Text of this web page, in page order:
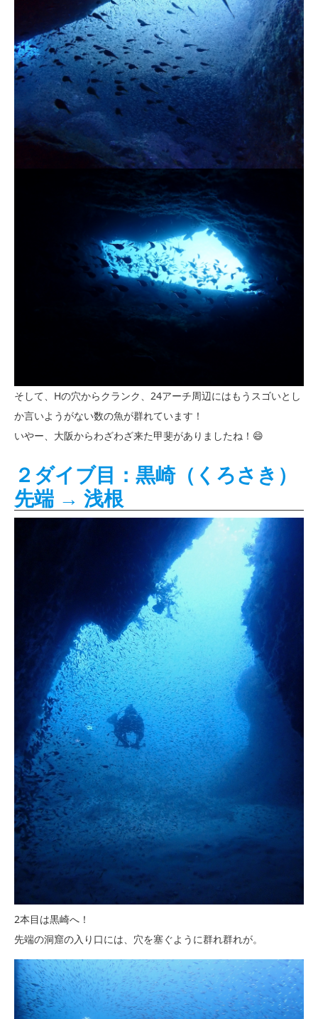
そして、Hの穴からクランク、24アーチ周辺にはもうスゴいとし
か言いようがない数の魚が群れています！
いやー、大阪からわざわざ来た甲斐がありましたね！😄
２ダイブ目：黒崎（くろさき）
先端 → 浅根
2本目は黒崎へ！
先端の洞窟の入り口には、穴を塞ぐように群れ群れが。